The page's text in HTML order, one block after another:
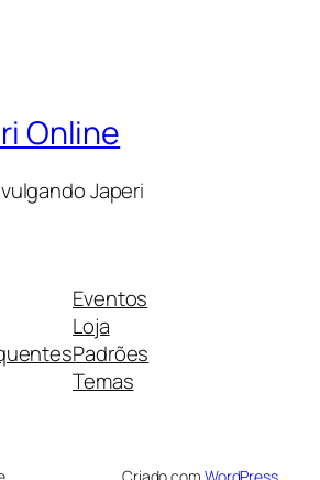
Online
Japeri
Eventos
Loja
Padrões
Temas